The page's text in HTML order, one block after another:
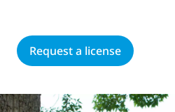
Request a license